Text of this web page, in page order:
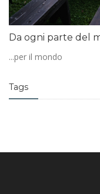
Da ogni parte del
...per il mondo
Tags